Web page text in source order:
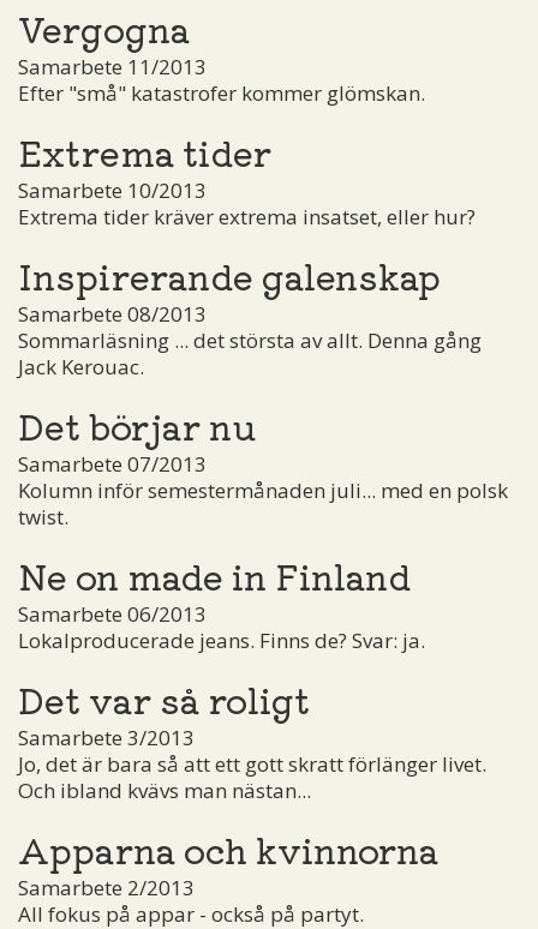
Vergogna
Samarbete 11/2013
Efter "små" katastrofer kommer glömskan.
Extrema tider
Samarbete 10/2013
Extrema tider kräver extrema insatset, eller hur?
Inspirerande galenskap
Samarbete 08/2013
Sommarläsning ... det största av allt. Denna gång
Jack Kerouac.
Det börjar nu
Samarbete 07/2013
Kolumn inför semestermånaden juli... med en polsk
twist.
Ne on made in Finland
Samarbete 06/2013
Lokalproducerade jeans. Finns de? Svar: ja.
Det var så roligt
Samarbete 3/2013
Jo, det är bara så att ett gott skratt förlänger livet.
Och ibland kvävs man nästan...
Apparna och kvinnorna
Samarbete 2/2013
All fokus på appar - också på partyt.